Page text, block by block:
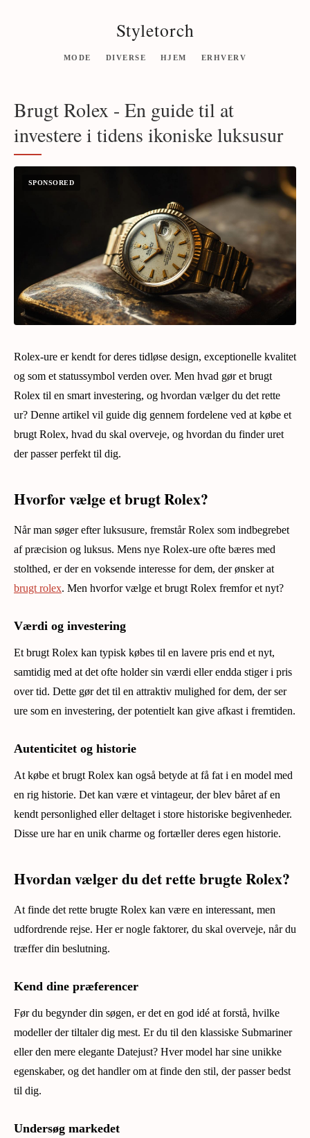
Styletorch
MODE DIVERSE HJEM ERHVERV
Brugt Rolex - En guide til at
investere i tidens ikoniske luksusur
Rolex-ure er kendt for deres tidløse design, exceptionelle kvalitet
og som et statussymbol verden over. Men hvad gør et brugt
Rolex til en smart investering, og hvordan vælger du det rette
ur? Denne artikel vil guide dig gennem fordelene ved at købe et
brugt Rolex, hvad du skal overveje, og hvordan du finder uret
der passer perfekt til dig.
Hvorfor vælge et brugt Rolex?
Når man søger efter luksusure, fremstår Rolex som indbegrebet
af præcision og luksus. Mens nye Rolex-ure ofte bæres med
stolthed, er der en voksende interesse for dem, der ønsker at
brugt rolex. Men hvorfor vælge et brugt Rolex fremfor et nyt?
Værdi og investering
Et brugt Rolex kan typisk købes til en lavere pris end et nyt,
samtidig med at det ofte holder sin værdi eller endda stiger i pris
over tid. Dette gør det til en attraktiv mulighed for dem, der ser
ure som en investering, der potentielt kan give afkast i fremtiden.
Autenticitet og historie
At købe et brugt Rolex kan også betyde at få fat i en model med
en rig historie. Det kan være et vintageur, der blev båret af en
kendt personlighed eller deltaget i store historiske begivenheder.
Disse ure har en unik charme og fortæller deres egen historie.
Hvordan vælger du det rette brugte Rolex?
At finde det rette brugte Rolex kan være en interessant, men
udfordrende rejse. Her er nogle faktorer, du skal overveje, når du
træffer din beslutning.
Kend dine præferencer
Før du begynder din søgen, er det en god idé at forstå, hvilke
modeller der tiltaler dig mest. Er du til den klassiske Submariner
eller den mere elegante Datejust? Hver model har sine unikke
egenskaber, og det handler om at finde den stil, der passer bedst
til dig.
Undersøg markedet